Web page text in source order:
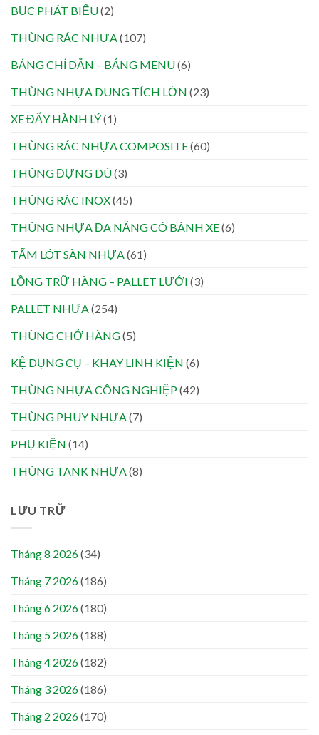
BỤC PHÁT BIỂU(2)
THÙNG RÁC NHỰA(107)
BẢNG CHỈ DẪN – BẢNG MENU(6)
THÙNG NHỰA DUNG TÍCH LỚN (23)
XE ĐẨY HÀNH LÝ(1)
THÙNG RÁC NHỰA COMPOSITE(60)
THÙNG ĐỰNG DÙ(3)
THÙNG RÁC INOX(45)
THÙNG NHỰA ĐA NĂNG CÓ BÁNH XE(6)
TẤM LÓT SÀN NHỰA(61)
LỒNG TRỮ HÀNG – PALLET LƯỚI (3)
PALLET NHỰA(254)
THÙNG CHỞ HÀNG(5)
KỆ DỤNG CỤ – KHAY LINH KIỆN (6)
THÙNG NHỰA CÔNG NGHIỆP(42)
THÙNG PHUY NHỰA(7)
PHỤ KIỆN (14)
THÙNG TANK NHỰA(8)
LƯU TRỮ
Tháng 8 2026(34)
Tháng 7 2026(186)
Tháng 6 2026(180)
Tháng 5 2026(188)
Tháng 4 2026(182)
Tháng 3 2026(186)
Tháng 2 2026(170)